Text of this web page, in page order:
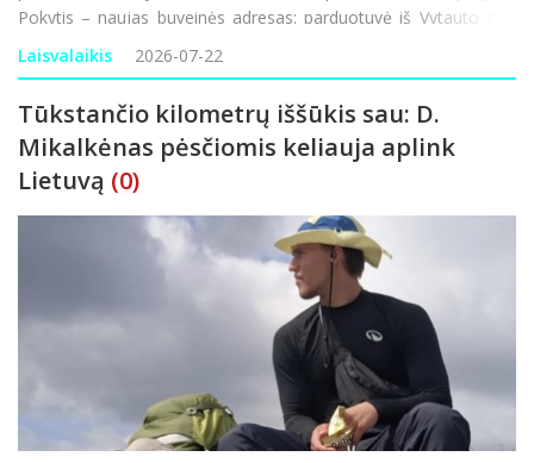
Pokytis – naujas buveinės adresas: parduotuvė iš Vytauto g. 1
keliasi į Respublikos g. 23 adresu esantį pastatą (b
Laisvalaikis 2026-07-22
Tūkstančio kilometrų iššūkis sau: D.
Mikalkėnas pėsčiomis keliauja aplink
Lietuvą (0)